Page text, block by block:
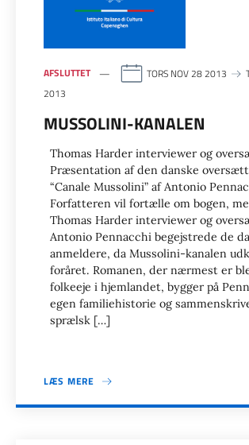
AFSLUTTET TORS NOV 28 2013
2013
MUSSOLINI-KANALEN
Thomas Harder interviewer og
Præsentation af den danske
“Canale Mussolini” af Antonio
Forfatteren vil fortælle om bogen,
Thomas Harder interviewer og
Antonio Pennacchi begejstrede de
anmeldere, da Mussolini-kanalen
foråret. Romanen, der nærmest er
folkeeje i hjemlandet, bygger på
egen familiehistorie og
sprælsk […]
LÆS MERE